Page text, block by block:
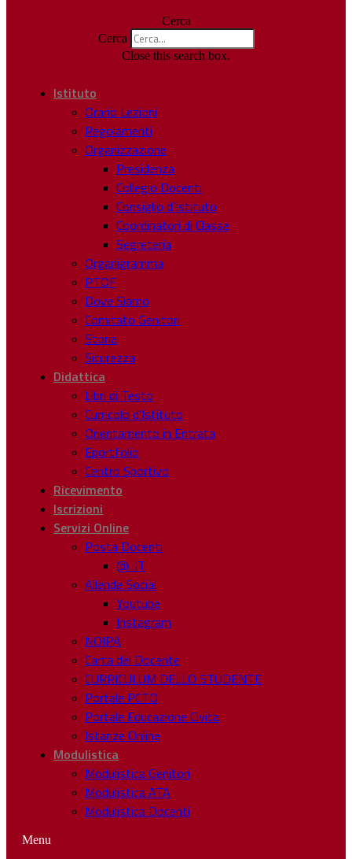
Cerca
Cerca
Close this search box.
Istituto
Orario Lezioni
Regolamenti
Organizzazione
Presidenza
Collegio Docenti
Consiglio d’Istituto
Coordinatori di Classe
Segreteria
Organigramma
PTOF
Dove Siamo
Comitato Genitori
Storia
Sicurezza
Didattica
Libri di Testo
Curricolo d’Istituto
Orientamento in Entrata
Eportfolio
Centro Sportivo
Ricevimento
Iscrizioni
Servizi Online
Posta Docenti
@ .IT
Allende Social
Youtube
Instagram
NOIPA
Carta del Docente
CURRICULUM DELLO STUDENTE
Portale PCTO
Portale Educazione Civica
Istanze Online
Modulistica
Modulistica Genitori
Modulistica ATA
Modulistica Docenti
Menu